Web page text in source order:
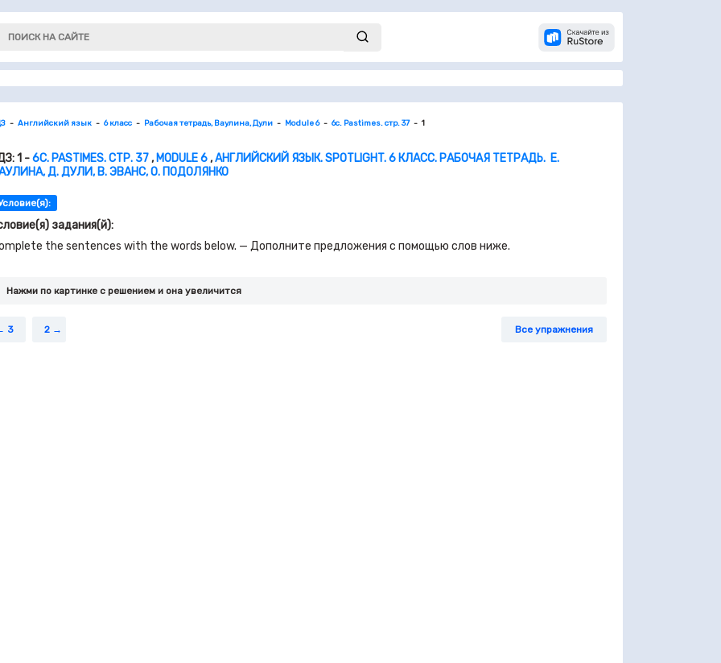
Английский язык 6 класс Рабочая тетрадь, Ваулина, Дули Module 6 6с. Pastimes. стр. 37 1
1 -6С. PASTIMES. СТР. 37, MODULE 6,АНГЛИЙСКИЙ ЯЗЫК. SPOTLIGHT. 6 КЛАСС. РАБОЧАЯ ТЕТРАДЬ. Е.
Д. ДУЛИ, В. ЭВАНС, О. ПОДОЛЯНКО
задания(й):
the sentences with the words below. — Дополните предложения с помощью слов ниже.
Нажми по картинке c решением и она увеличится
3 2 Все упражнения